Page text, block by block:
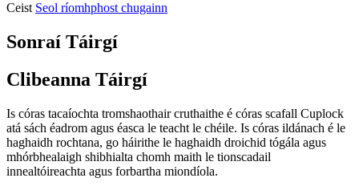
Ceist Seol ríomhphost chugainn
Sonraí Táirgí
Clibeanna Táirgí
Is córas tacaíochta tromshaothair cruthaithe é córas scafall Cuplock
atá sách éadrom agus éasca le teacht le chéile. Is córas ildánach é le
haghaidh rochtana, go háirithe le haghaidh droichid tógála agus
mhórbhealaigh shibhialta chomh maith le tionscadail
innealtóireachta agus forbartha miondíola.